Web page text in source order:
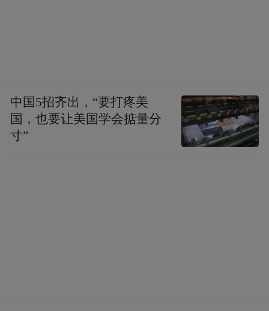
中国5招齐出，“要打疼美
国，也要让美国学会掂量分
寸”